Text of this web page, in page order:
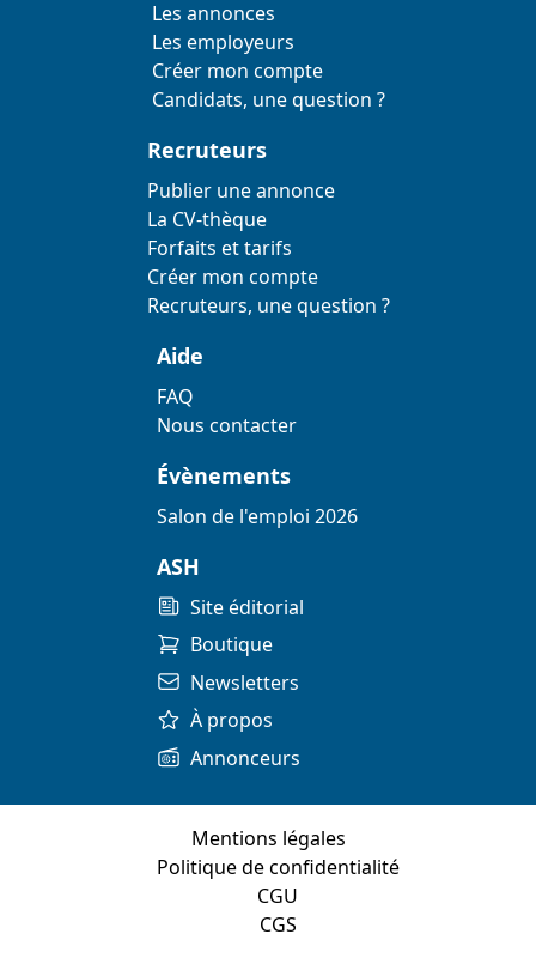
Les annonces
Les employeurs
Créer mon compte
Candidats, une question ?
Recruteurs
Publier une annonce
La CV-thèque
Forfaits et tarifs
Créer mon compte
Recruteurs, une question ?
Aide
FAQ
Nous contacter
Évènements
Salon de l'emploi 2026
ASH
Site éditorial
Boutique
Newsletters
À propos
Annonceurs
Mentions légales
Politique de confidentialité
CGU
CGS